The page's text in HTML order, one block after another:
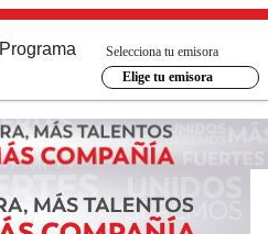
Programa
Selecciona tu emisora
Elige tu emisora